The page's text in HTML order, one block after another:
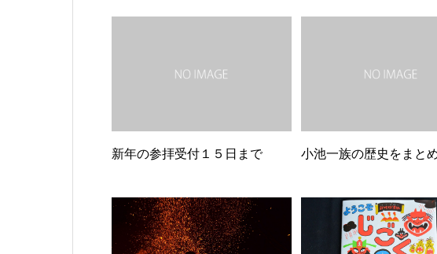
新年の参拝受付１５日まで 小池一族の歴史をまと